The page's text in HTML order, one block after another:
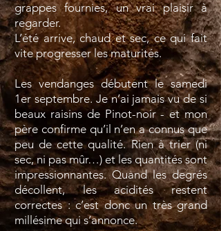
grappes fournies, un vrai plaisir à
regarder.
L’été arrive, chaud et sec, ce qui fait
vite progresser les maturités.
Les vendanges débutent le samedi
1er septembre. Je n’ai jamais vu de si
beaux raisins de Pinot-noir - et mon
père confirme qu’il n’en a connus que
peu de cette qualité. Rien à trier (ni
sec, ni pas mûr…) et les quantités sont
impressionnantes. Quand les degrés
décollent, les acidités restent
correctes : c’est donc un très grand
millésime qui s’annonce.